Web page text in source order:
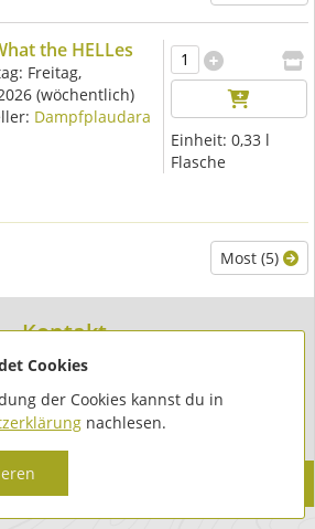
the HELLes
Freitag,
(wöchentlich)
Dampfplaudara
Einheit: 0,33 l
Flasche
Most (5)
Kontakt
KOORB
Straße 1
Seitenstetten
Cookies
der Cookies kannst du in
nachlesen.